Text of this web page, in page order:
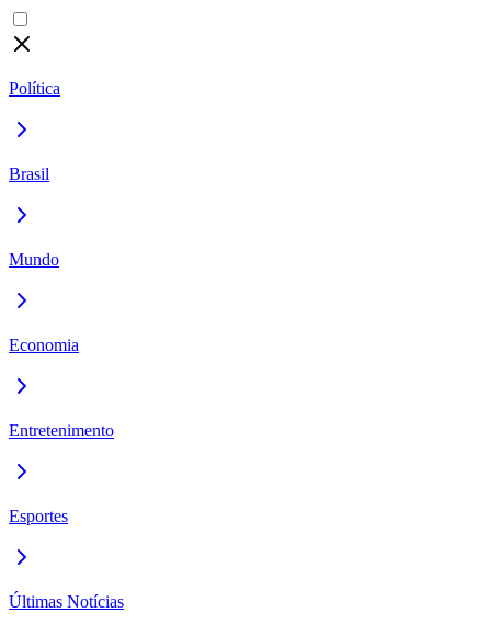
Política
Brasil
Mundo
Economia
Entretenimento
Esportes
Últimas Notícias